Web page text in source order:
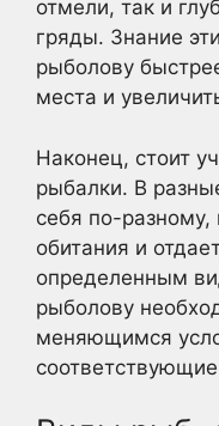
отмели, так и
гряды. Знание
рыболову
места и
Наконец, стоит
рыбалки. В
себя по-
обитания и
определенным
рыболову
меняющимся